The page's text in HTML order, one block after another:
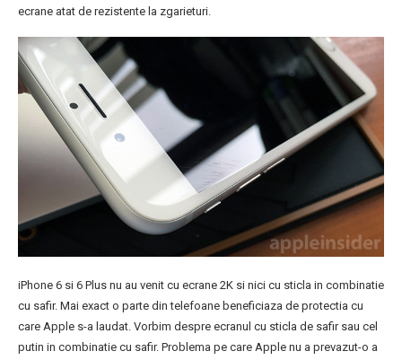
ecrane atat de rezistente la zgarieturi.
iPhone 6 si 6 Plus nu au venit cu ecrane 2K si nici cu sticla in combinatie
cu safir. Mai exact o parte din telefoane beneficiaza de protectia cu
care Apple s-a laudat. Vorbim despre ecranul cu sticla de safir sau cel
putin in combinatie cu safir. Problema pe care Apple nu a prevazut-o a